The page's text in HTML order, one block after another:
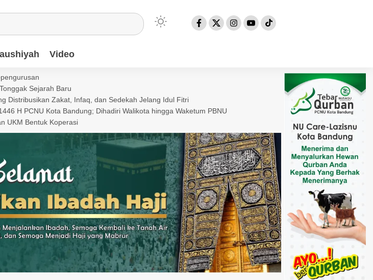
Video
Sejarah Baru
Distribusikan Zakat, Infaq, dan Sedekah Jelang Idul Fitri
H PCNU Kota Bandung; Dihadiri Walikota hingga Waketum PBNU
UKM Bentuk Koperasi